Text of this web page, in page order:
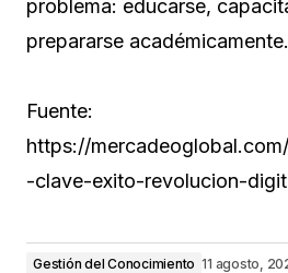
problema: educarse,
prepararse académicamente.
Fuente:
https://
-clave-exito-revolucion-
Gestión del Conocimiento 11 agosto,